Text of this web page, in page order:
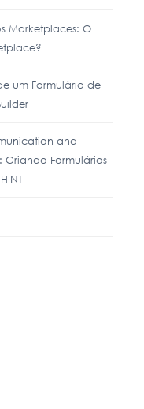
Marketplaces: O
um Formulário de
and
Criando Formulários